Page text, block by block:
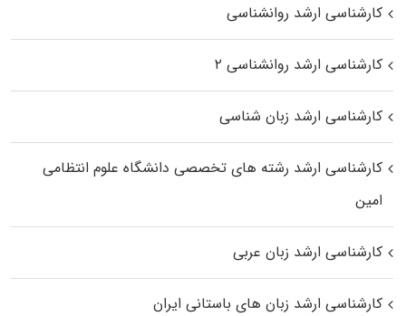
کارشناسی ارشد روانشناسی
کارشناسی ارشد روانشناسی ۲
کارشناسی ارشد زبان شناسی
کارشناسی ارشد رﺷﺘﻪ ﻫﺎی تخصصی داﻧﺸﮕﺎه ﻋﻠﻮم انتظامی
اﻣﻴﻦ
کارشناسی ارشد زبان عربی
کارشناسی ارشد زبان‌ های باستانی ایران